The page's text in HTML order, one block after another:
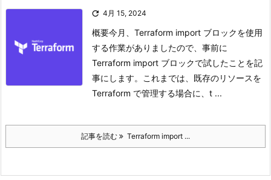
 4月 15, 2024
概要今月、Terraform import ブロックを使用
する作業がありましたので、事前に
Terraform import ブロックで試したことを記
事にします。
これまでは、既存のリソースを
Terraform で管理する場合に、t ...
記事を読む Terraform import ...